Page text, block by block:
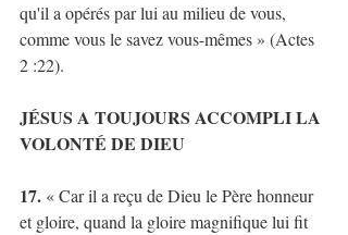
qu'il a opérés par lui au milieu de vous,
comme vous le savez vous-mêmes » (Actes
2 :22).
JÉSUS A TOUJOURS ACCOMPLI LA
VOLONTÉ DE DIEU
17. « Car il a reçu de Dieu le Père honneur
et gloire, quand la gloire magnifique lui fit